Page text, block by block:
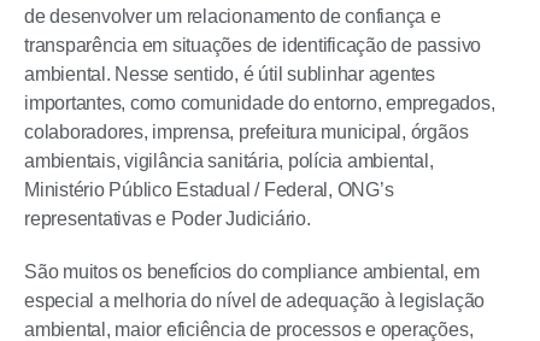
de desenvolver um relacionamento de confiança e
transparência em situações de identificação de passivo
ambiental. Nesse sentido, é útil sublinhar agentes
importantes, como comunidade do entorno, empregados,
colaboradores, imprensa, prefeitura municipal, órgãos
ambientais, vigilância sanitária, polícia ambiental,
Ministério Público Estadual / Federal, ONG’s
representativas e Poder Judiciário.
São muitos os benefícios do compliance ambiental, em
especial a melhoria do nível de adequação à legislação
ambiental, maior eficiência de processos e operações,